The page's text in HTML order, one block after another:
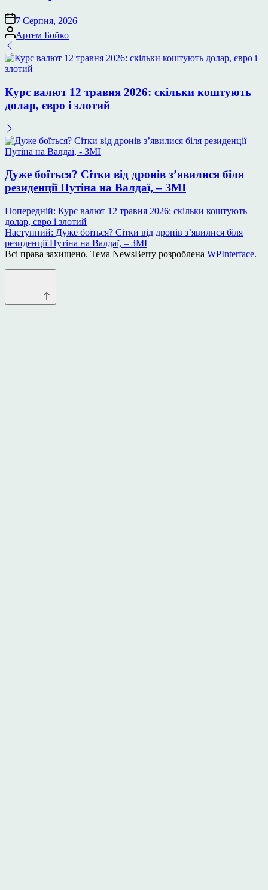
7 Серпня, 2026
Опубліковано
Артем Бойко
Курс валют 12 травня 2026: скільки коштують
долар, євро і злотий
Дуже боїться? Сітки від дронів з’явилися біля
резиденції Путіна на Валдаї, – ЗМІ
Навігація
записів
Попередній: Курс валют 12 травня 2026: скільки коштують
долар, євро і злотий
Наступний: Дуже боїться? Сітки від дронів з’явилися біля
резиденції Путіна на Валдаї, – ЗМІ
Всі права захищено. Тема NewsBerry розроблена WPInterface.